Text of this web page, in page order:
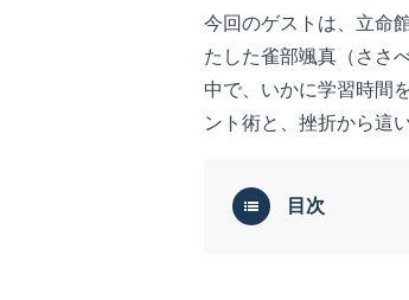
今回のゲストは、立命
たした雀部颯真（ささ
中で、いかに学習時間
ント術と、挫折から這
目次